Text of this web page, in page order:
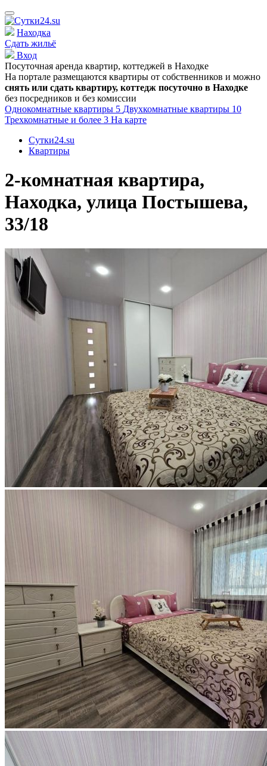
Находка
Сдать жильё
Вход
Посуточная аренда квартир, коттеджей в Находке
На портале размещаются квартиры от собственников и можно
снять или сдать квартиру, коттедж посуточно в Находке
без посредников и без комиссии
Однокомнатные квартиры 5 Двухкомнатные квартиры 10
Трехкомнатные и более 3 На карте
Сутки24.su
Квартиры
2-комнатная квартира,
Находка, улица Постышева,
33/18